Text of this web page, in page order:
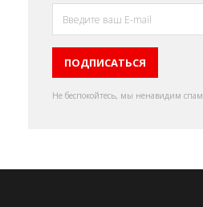
Не беспокойтесь, мы ненавидим спам